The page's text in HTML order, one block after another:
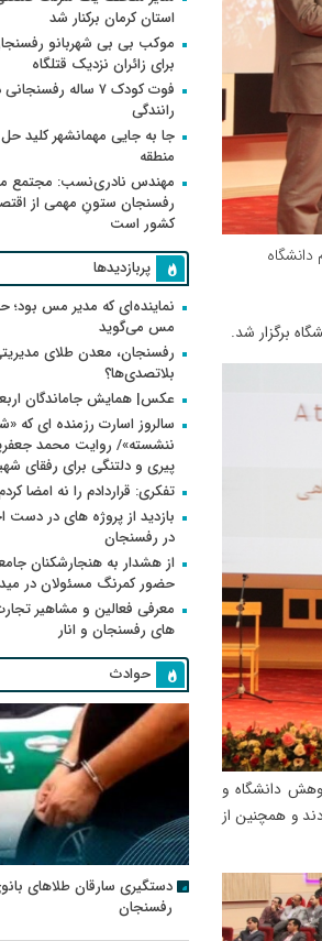
خیام دانشگاه
دانشگاه و
و همچنین از
استان کرمان برکنار شد
موکب بی بی شهربانو
برای زائران نزدیک قتلگاه
فوت کودک ۷ ساله
رانندگی
جا به جایی مهمانشهر کلید
منطقه
مهندس نادری‌نسب:
رفسنجان ستونِ مهمی از
کشور است
پربازدیدها
نماینده‌ای که مدیر مس بود؛
مس می‌گوید
رفسنجان، معدن طلای
بلاتصدی‌ها؟
عکس| همایش جاماندگان
سالروز اسارت رزمنده ای که
پیری و دلتنگی برای رفقای
تفکری: قراردادم را نه امضا
بازدید از پروژه های در
در رفسنجان
از هشدار به هنجارشکنان
حضور کمرنگ مسئولان در
معرفی فعالین و مشاهیر
های رفسنجان و انار
حوادث
دستگیری سارقان طلاهای
رفسنجان